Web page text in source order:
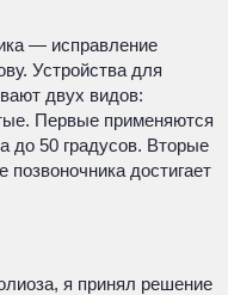
— исправление
Устройства для
двух видов:
Первые применяются
до 50 градусов. Вторые
позвоночника достигает
я принял решение